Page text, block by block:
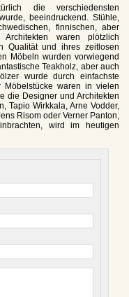
die verschiedensten
beeindruckend. Stühle,
finnischen, aber
waren plötzlich
Qualität und ihres zeitlosen
Möbeln wurden vorwiegend
Teakholz, aber auch
wurde durch einfachste
waren in vielen
die Designer und Architekten
Tapio Wirkkala, Arne Vodder,
Risom oder Verner Panton,
wird im heutigen